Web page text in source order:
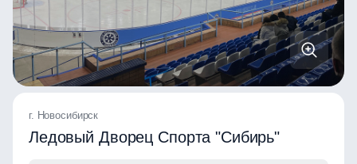
г. Новосибирск
Ледовый Дворец Спорта "Сибирь"